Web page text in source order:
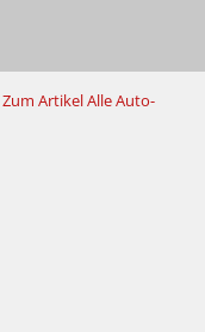
Zum ArtikelAlle Auto-